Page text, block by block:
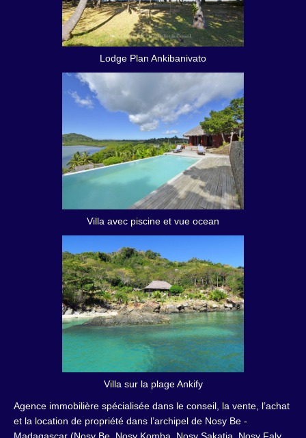
Lodge Plan Ankibanivato
Villa avec piscine et vue ocean
Villa sur la plage Ankify
Agence immobilière spécialisée dans le conseil, la vente, l’achat
et la location de propriété dans l’archipel de Nosy Be -